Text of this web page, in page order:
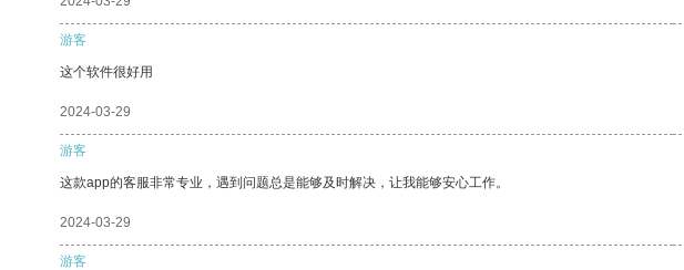
游客
这个软件很好用
2024-03-29
游客
这款app的客服非常专业，遇到问题总是能够及时解决，让我能够安心工作。
2024-03-29
游客